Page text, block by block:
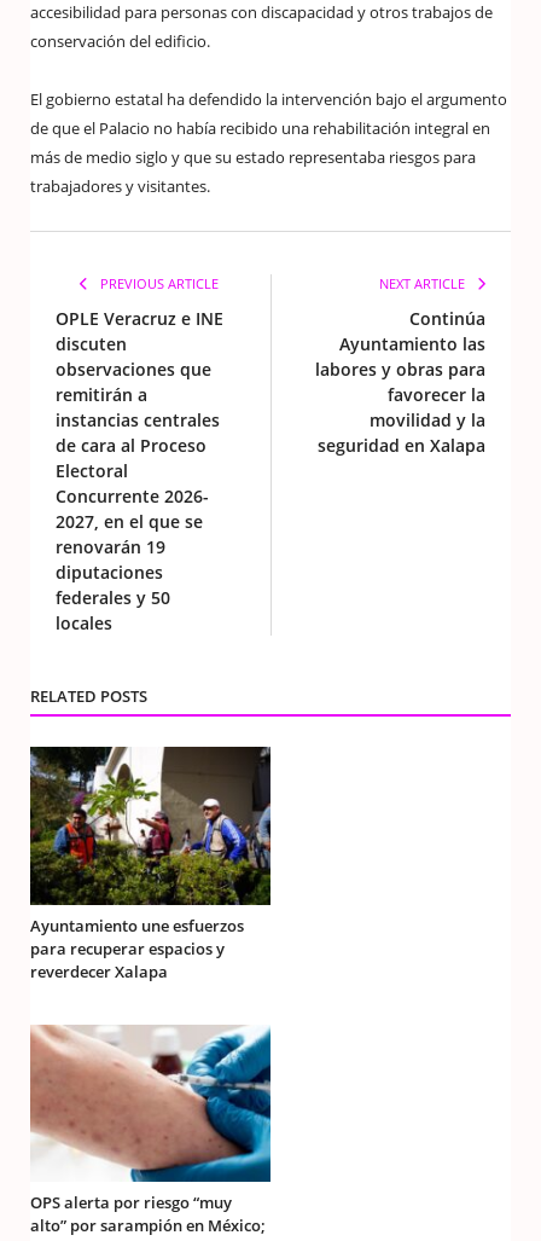
accesibilidad para personas con discapacidad y otros trabajos de
conservación del edificio.
El gobierno estatal ha defendido la intervención bajo el argumento
de que el Palacio no había recibido una rehabilitación integral en
más de medio siglo y que su estado representaba riesgos para
trabajadores y visitantes.
PREVIOUS ARTICLE
OPLE Veracruz e INE
discuten
observaciones que
remitirán a
instancias centrales
de cara al Proceso
Electoral
Concurrente 2026-
2027, en el que se
renovarán 19
diputaciones
federales y 50
locales
NEXT ARTICLE
Continúa
Ayuntamiento las
labores y obras para
favorecer la
movilidad y la
seguridad en Xalapa
RELATED POSTS
Ayuntamiento une esfuerzos
para recuperar espacios y
reverdecer Xalapa
OPS alerta por riesgo “muy
alto” por sarampión en México;